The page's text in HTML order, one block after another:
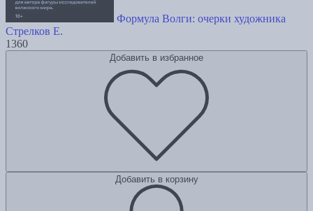
Формула Волги: очерки художника
Стрелков Е.
1360
Добавить в избранное
Добавить в корзину